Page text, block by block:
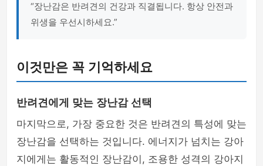
“장난감은 반려견의 건강과 직결됩니다. 항상 안전과
위생을 우선시하세요.”
이것만은 꼭 기억하세요
반려견에게 맞는 장난감 선택
마지막으로, 가장 중요한 것은 반려견의 특성에 맞는
장난감을 선택하는 것입니다. 에너지가 넘치는 강아
지에게는 활동적인 장난감이, 조용한 성격의 강아지